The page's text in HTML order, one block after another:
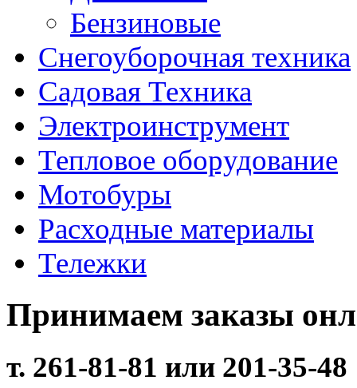
Бензиновые
Снегоуборочная техника
Садовая Техника
Электроинструмент
Тепловое оборудование
Мотобуры
Расходные материалы
Тележки
Принимаем заказы
т. 261-81-81 или 201-35-48